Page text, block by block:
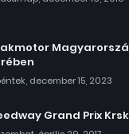
december 15, 2023
Grand Prix